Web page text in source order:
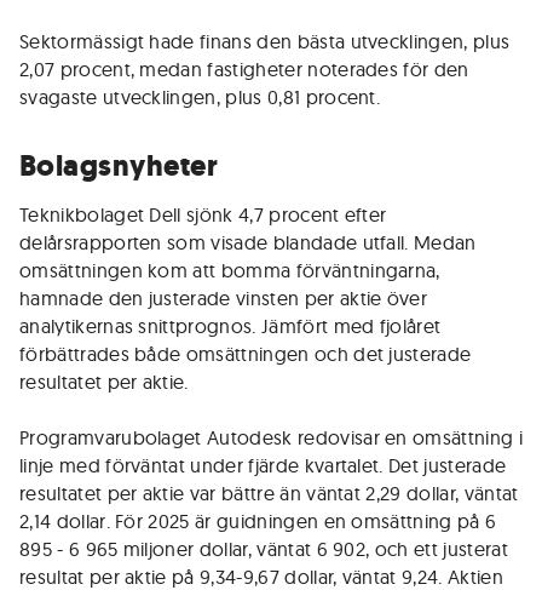
Sektormässigt hade finans den bästa utvecklingen, plus
2,07 procent, medan fastigheter noterades för den
svagaste utvecklingen, plus 0,81 procent.
Bolagsnyheter
Teknikbolaget Dell sjönk 4,7 procent efter
delårsrapporten som visade blandade utfall. Medan
omsättningen kom att bomma förväntningarna,
hamnade den justerade vinsten per aktie över
analytikernas snittprognos. Jämfört med fjolåret
förbättrades både omsättningen och det justerade
resultatet per aktie.
Programvarubolaget Autodesk redovisar en omsättning i
linje med förväntat under fjärde kvartalet. Det justerade
resultatet per aktie var bättre än väntat 2,29 dollar, väntat
2,14 dollar. För 2025 är guidningen en omsättning på 6
895 - 6 965 miljoner dollar, väntat 6 902, och ett justerat
resultat per aktie på 9,34-9,67 dollar, väntat 9,24. Aktien